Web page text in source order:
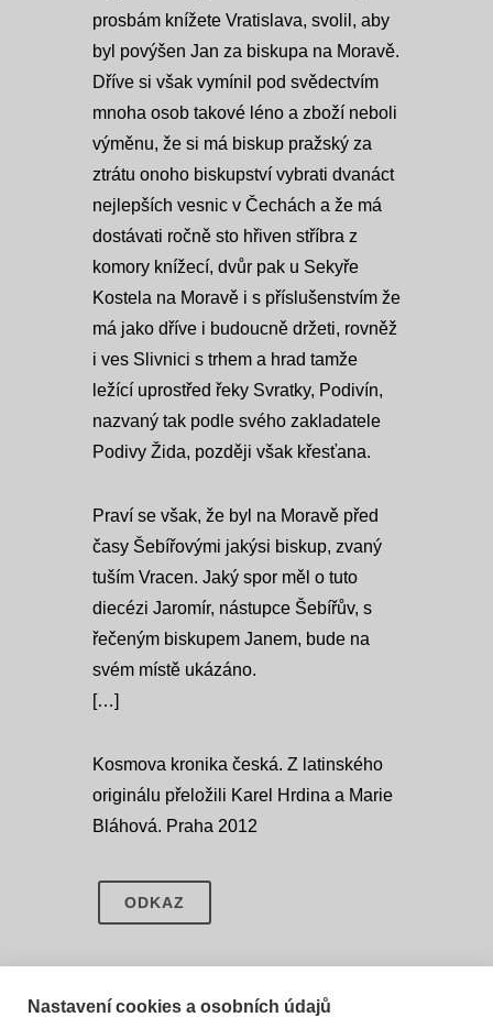
prosbám knížete Vratislava, svolil, aby
byl povýšen Jan za biskupa na Moravě.
Dříve si však vymínil pod svědectvím
mnoha osob takové léno a zboží neboli
výměnu, že si má biskup pražský za
ztrátu onoho biskupství vybrati dvanáct
nejlepších vesnic v Čechách a že má
dostávati ročně sto hřiven stříbra z
komory knížecí, dvůr pak u Sekyře
Kostela na Moravě i s příslušenstvím že
má jako dříve i budoucně držeti, rovněž
i ves Slivnici s trhem a hrad tamže
ležící uprostřed řeky Svratky, Podivín,
nazvaný tak podle svého zakladatele
Podivy Žida, později však křesťana.
Praví se však, že byl na Moravě před
časy Šebířovými jakýsi biskup, zvaný
tuším Vracen. Jaký spor měl o tuto
diecézi Jaromír, nástupce Šebířův, s
řečeným biskupem Janem, bude na
svém místě ukázáno.
[…]
Kosmova kronika česká. Z latinského
originálu přeložili Karel Hrdina a Marie
Bláhová. Praha 2012
ODKAZ
Nastavení cookies a osobních údajů